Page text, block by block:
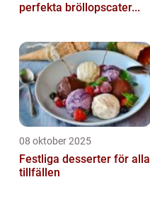
perfekta bröllopscater...
08 oktober 2025
Festliga desserter för alla
tillfällen